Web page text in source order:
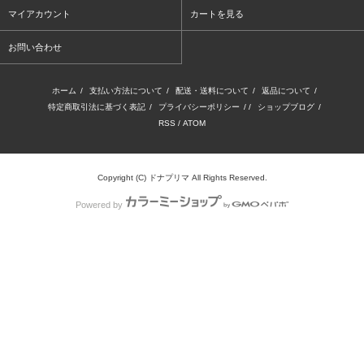
マイアカウント カートを見る
お問い合わせ
ホーム / 支払い方法について / 配送・送料について / 返品について /
特定商取引法に基づく表記 / プライバシーポリシー / / ショップブログ /
RSS / ATOM
Copyright (C) ドナプリマ All Rights Reserved.
Powered by